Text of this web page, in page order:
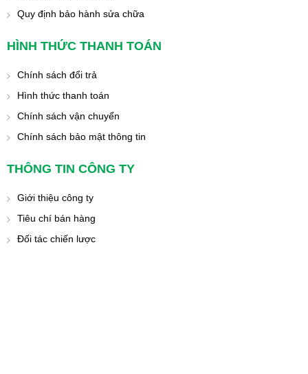
Quy định bảo hành sửa chữa
HÌNH THỨC THANH TOÁN
Chính sách đổi trả
Hình thức thanh toán
Chính sách vận chuyển
Chính sách bảo mật thông tin
THÔNG TIN CÔNG TY
Giới thiệu công ty
Tiêu chí bán hàng
Đối tác chiến lược